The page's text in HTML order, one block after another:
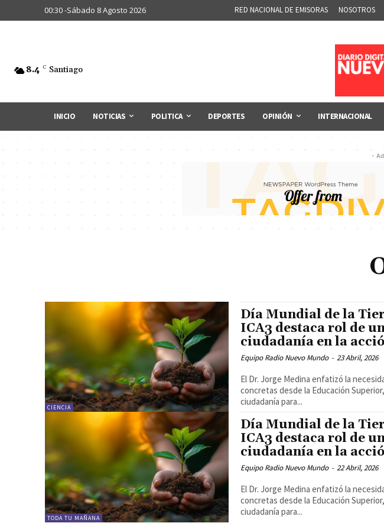
00:30 -Sábado 8 Agosto 2026 RED NACIONAL DE EMISORAS NOSOTROS
8.4 C Santiago
INICIO NOTICIAS POLITICA DEPORTES OPINIÓN INTERNACIONAL
-
CIENCIA
Día Mundial de la
ICA3 destaca rol de
ciudadanía en la
Equipo Radio Nuevo Mundo - 23 Abril, 2026
El Dr. Jorge Medina enfatizó la
concretas desde la Educación
ciudadanía para...
TODA TU MAÑANA
Día Mundial de la
ICA3 destaca rol de
ciudadanía en la
Equipo Radio Nuevo Mundo - 22 Abril, 2026
El Dr. Jorge Medina enfatizó la
concretas desde la Educación
ciudadanía para...